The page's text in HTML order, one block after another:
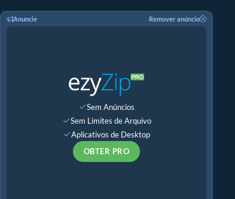
Anuncie Remover anúncio
Sem Anúncios
Sem Limites de Arquivo
Aplicativos de Desktop
OBTER PRO